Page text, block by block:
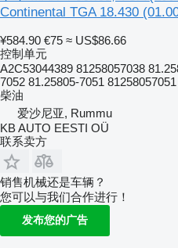
Continental TGA 18.430
¥584.90 €75 ≈ US$86.66
控制单元
A2C53044389 81258057038
7052 81.25805-7051
柴油
爱沙尼亚, Rummu
KB AUTO EESTI OÜ
联系卖方
销售机械还是车辆？
您可以与我们合作进行！
发布您的广告